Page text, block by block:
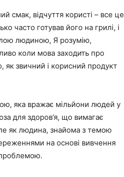
смак, відчуття користі – все це
часто готував його на грилі, і
людиною, Я розумію,
коли мова заходить про
як звичний і корисний продукт
яка вражає мільйони людей у
для здоров’я, що вимагає
як людина, знайома з темою
на основі вивчення
проблемою.